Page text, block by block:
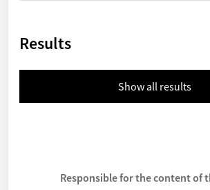
Results
Show all results
Responsible for the content of